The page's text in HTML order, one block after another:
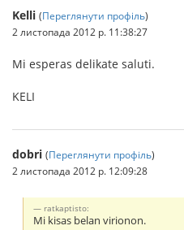
Kelli (Переглянути профіль)
2 листопада 2012 р. 11:38:27
Mi esperas delikate saluti.
KELI
dobri (Переглянути профіль)
2 листопада 2012 р. 12:09:28
ratkaptisto:
Mi kisas belan virionon.